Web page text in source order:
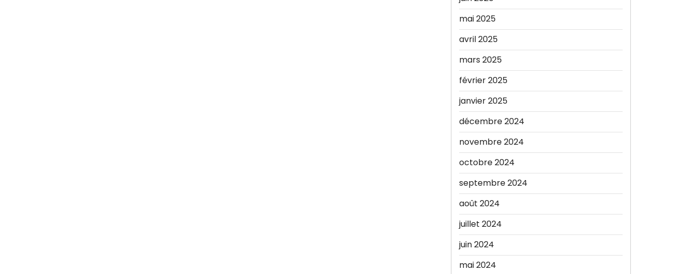
mai 2025
avril 2025
mars 2025
février 2025
janvier 2025
décembre 2024
novembre 2024
octobre 2024
septembre 2024
août 2024
juillet 2024
juin 2024
mai 2024